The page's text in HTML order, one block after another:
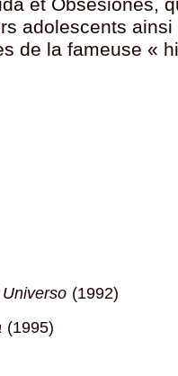
et Obsesiones,
adolescents
de la fameuse «
(1992)
(1995)